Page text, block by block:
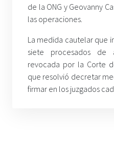
de la ONG y Geovanny
las operaciones.
La medida cautelar que
siete procesados de
revocada por la Corte
que resolvió decretar
firmar en los juzgados